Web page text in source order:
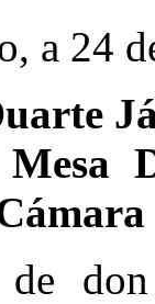
a 24
Mesa
de